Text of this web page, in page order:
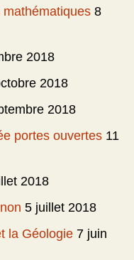
8
2018
2018
2018
portes ouvertes 11
2018
5 juillet 2018
la Géologie 7 juin